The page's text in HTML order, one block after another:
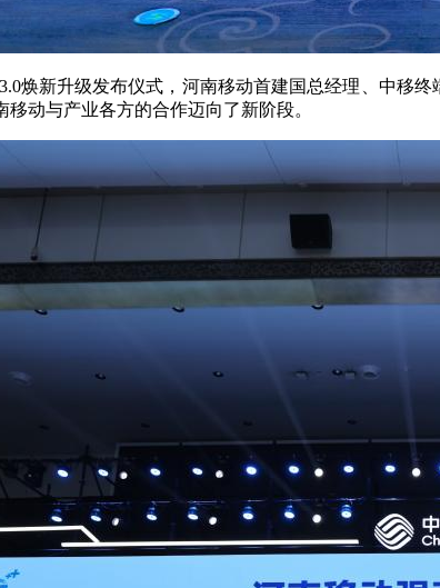
新升级发布仪式，河南移动首建国总经理、中移终
动与产业各方的合作迈向了新阶段。